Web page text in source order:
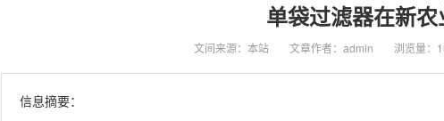
单袋过滤器在新
文间来源：本站 文章作者：admin 浏览量：
信息摘要：